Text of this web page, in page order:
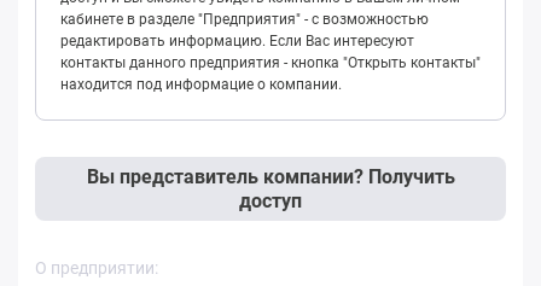
кабинете в разделе "Предприятия" - с возможностью
редактировать информацию. Если Вас интересуют
контакты данного предприятия - кнопка "Открыть контакты"
находится под информацие о компании.
Вы представитель компании? Получить
доступ
О предприятии: